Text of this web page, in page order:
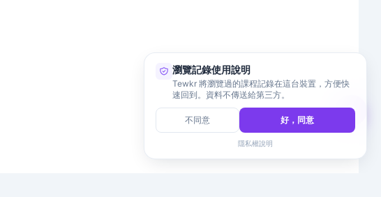
瀏覽記錄使用說明
Tewkr 將瀏覽過的課程記錄在這台裝置，方便快
速回到。資料不傳送給第三方。
不同意 好，同意
隱私權說明